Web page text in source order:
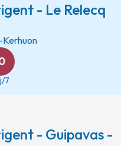
- Le Relecq
7
- Guipavas -